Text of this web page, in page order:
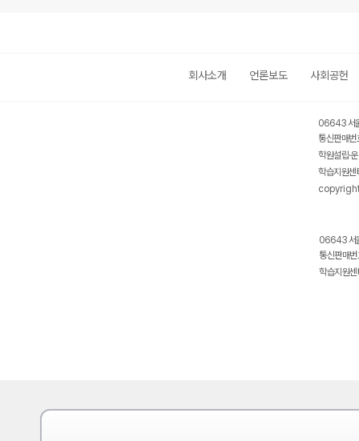
회사소개 언론보도 사회공헌
06643 서
통신판매
학원설립·
학습지원
06643 서
통신판매
학습지원